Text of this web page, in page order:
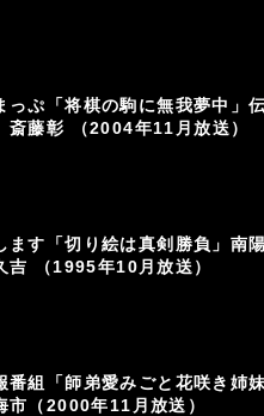
っぷ「将棋の駒に無我夢中」
藤彰 （2004年11月放送）
ます「切り絵は真剣勝負」南
（1995年10月放送）
番組「師弟愛みごと花咲き姉
市（2000年11月放送）